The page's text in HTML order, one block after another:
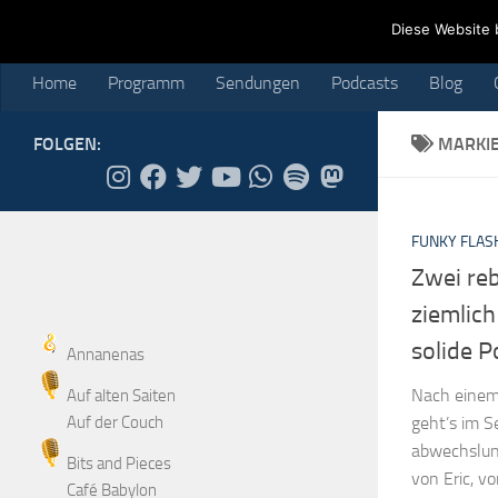
Blog
Home Programm Sendungen Podcasts Blog
FUNKY
Zwei
solide
Nach
geht’s im
von Eric,
FOLGEN:
Annanenas
Auf alten Saiten
Auf der Couch
Bits and Pieces
Café Babylon
Diese Website